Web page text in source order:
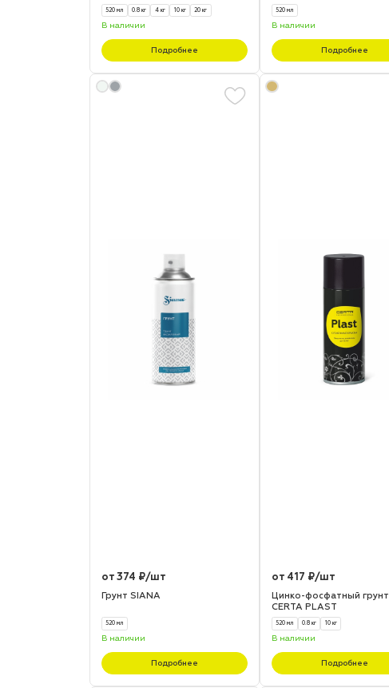
520 мл 0.8 кг 4 кг 10 кг 20 кг
В наличии
Подробнее
520 мл
В наличии
Подробнее
от 374 ₽/шт
Грунт SIANA
520 мл
В наличии
Подробнее
от 417 ₽/шт
Цинко-фосфатный грунт
CERTA PLAST
520 мл 0.8 кг 10 кг
В наличии
Подробнее